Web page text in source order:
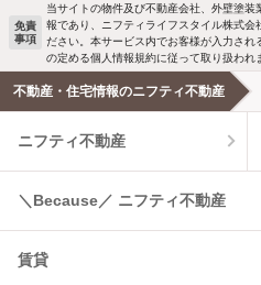
免責
事項
当サイトの物件及び不動産会社、外壁塗
報であり、ニフティライフスタイル株式会
ださい。本サービス内でお客様が入力さ
の定める個人情報規約に従って取り扱われ
不動産・住宅情報のニフティ不動産
ニフティ不動産
＼Because／ ニフティ不動産
賃貸